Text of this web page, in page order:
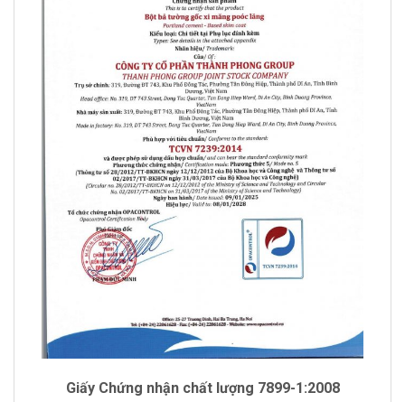
Giấy Chứng nhận chất lượng 7899-1:2008